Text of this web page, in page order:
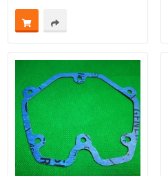
O-GYŰRŰ
Zsinór Körszelvényű tömítőzsinórok
KÁBELVEZETŐ GUMI - HATÁROLÓK